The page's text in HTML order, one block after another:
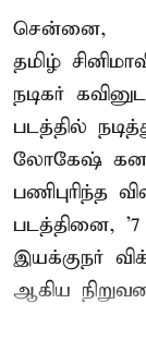
சென்னை,
தமிழ்
நடிகர்
படத்தில்
லோகேஷ்
பணிபுரிந்த
படத்தினை,
இயக்குநர்
ஆகிய